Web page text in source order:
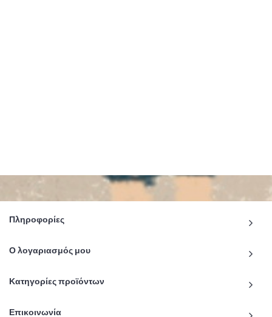
Πληροφορίες
Ο λογαριασμός μου
Κατηγορίες προϊόντων
Επικοινωνία